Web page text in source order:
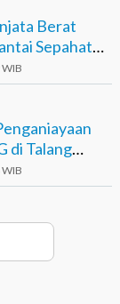
Berat
Sepahat
di Talang